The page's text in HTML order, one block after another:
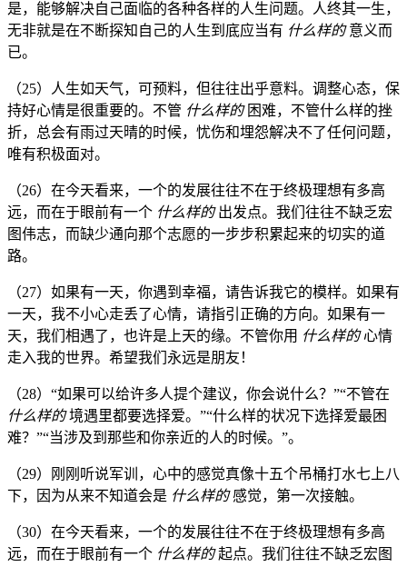
是，能够解决自己面临的各种各样的人生问题。人终其一生，
无非就是在不断探知自己的人生到底应当有 什么样的意义而
已。
（25）人生如天气，可预料，但往往出乎意料。调整心态，保
持好心情是很重要的。不管 什么样的 困难，不管什么样的挫
折，总会有雨过天晴的时候，忧伤和埋怨解决不了任何问题，
唯有积极面对。
（26）在今天看来，一个的发展往往不在于终极理想有多高
远，而在于眼前有一个 什么样的出发点。我们往往不缺乏宏
图伟志，而缺少通向那个志愿的一步步积累起来的切实的道
路。
（27）如果有一天，你遇到幸福，请告诉我它的模样。如果有
一天，我不小心走丢了心情，请指引正确的方向。如果有一
天，我们相遇了，也许是上天的缘。不管你用 什么样的心情
走入我的世界。希望我们永远是朋友！
（28）“如果可以给许多人提个建议，你会说什么？”“不管在
什么样的境遇里都要选择爱。”“什么样的状况下选择爱最困
难？”“当涉及到那些和你亲近的人的时候。”。
（29）刚刚听说军训，心中的感觉真像十五个吊桶打水七上八
下，因为从来不知道会是 什么样的感觉，第一次接触。
（30）在今天看来，一个的发展往往不在于终极理想有多高
远，而在于眼前有一个 什么样的起点。我们往往不缺乏宏图